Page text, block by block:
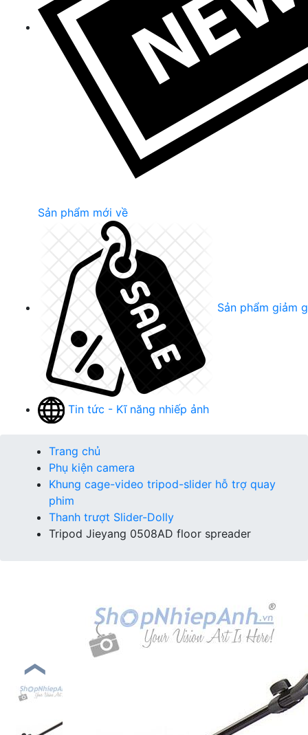
Sản phẩm mới về
Sản phẩm giảm
Tin tức - Kĩ năng nhiếp ảnh
Trang chủ
Phụ kiện camera
Khung cage-video tripod-slider hỗ trợ quay
phim
Thanh trượt Slider-Dolly
Tripod Jieyang 0508AD floor spreader
❮